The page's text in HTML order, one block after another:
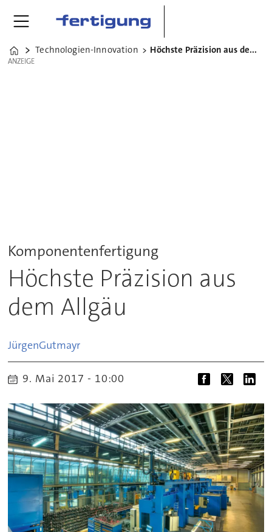
Home
Technologien-Innovation Höchste Präzision aus dem Allgäu
ANZEIGE
ANZEIGE
Komponentenfertigung
Höchste Präzision aus
dem Allgäu
JürgenGutmayr
9. Mai 2017 - 10:00